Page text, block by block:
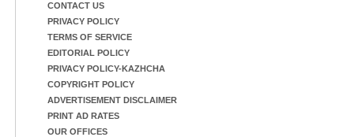
CONTACT US
PRIVACY POLICY
TERMS OF SERVICE
EDITORIAL POLICY
PRIVACY POLICY-KAZHCHA
COPYRIGHT POLICY
ADVERTISEMENT DISCLAIMER
PRINT AD RATES
OUR OFFICES